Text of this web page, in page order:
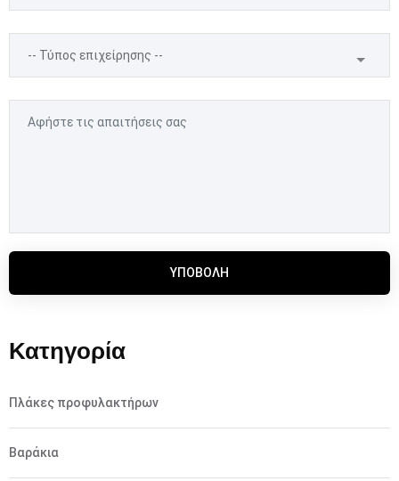
ΥΠΟΒΟΛΉ
Κατηγορία
Πλάκες προφυλακτήρων
Βαράκια